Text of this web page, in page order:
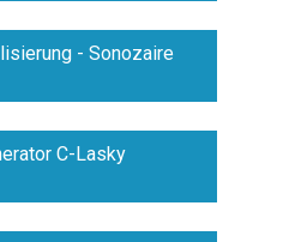
- Sonozaire
C-Lasky